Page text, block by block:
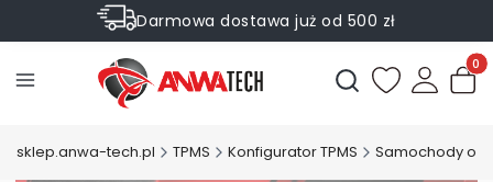
Darmowa dostawa już od 500 zł
Sprawdź Rabaty na wybrane produkty
Otwórz
sklep.anwa-tech.pl TPMS Konfigurator TPMS Samochody